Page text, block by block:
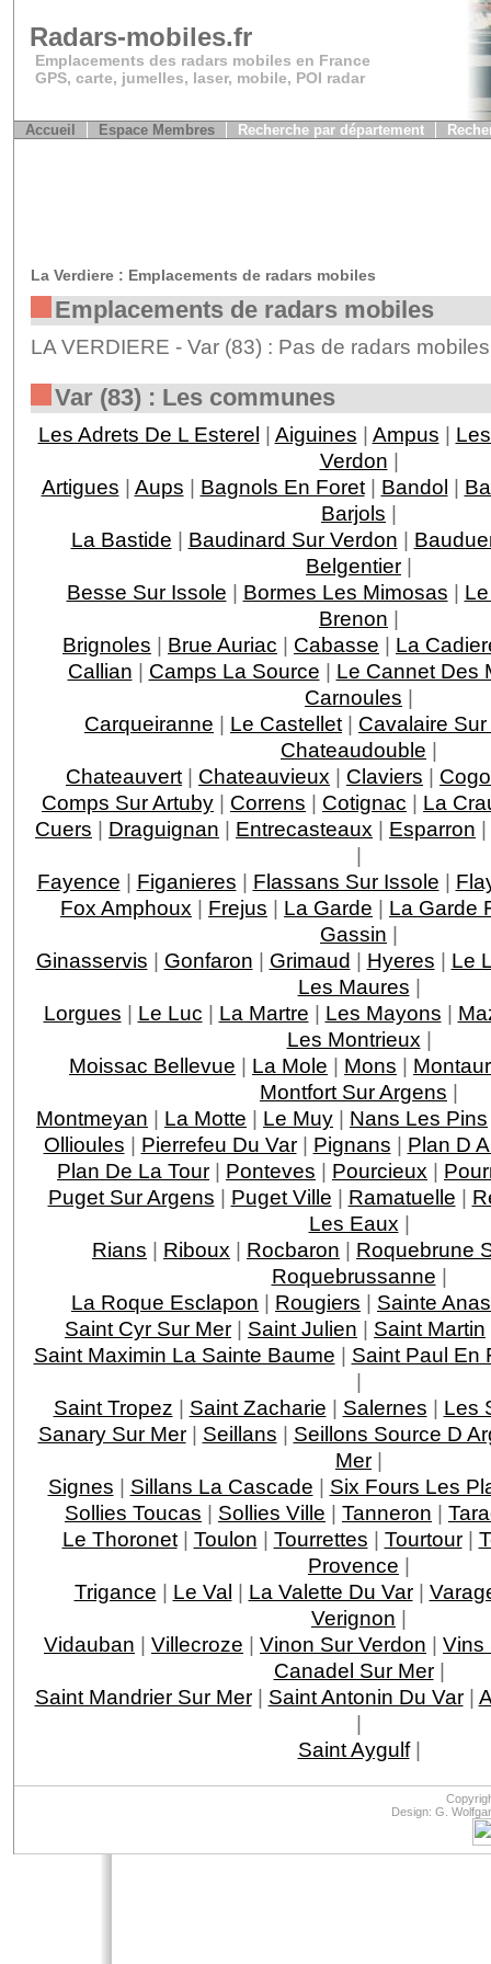
Radars-mobiles.fr
Emplacements des radars mobiles en France
GPS, carte, jumelles, laser, mobile, POI radar
Accueil Espace Membres Recherche par département
La Verdiere : Emplacements de radars mobiles
Emplacements de radars mobiles
LA VERDIERE - Var (83) : Pas de radars
Var (83) : Les communes
Les Adrets De L Esterel | Aiguines | Ampus |
Verdon |
Artigues | Aups | Bagnols En Foret| Bandol |
Barjols |
La Bastide | Baudinard Sur Verdon |
Belgentier |
Besse Sur Issole | Bormes Les Mimosas |
Brenon |
Brignoles | Brue Auriac | Cabasse | La
Callian | Camps La Source | Le Cannet Des
Carnoules |
Carqueiranne | Le Castellet | Cavalaire
Chateaudouble |
Chateauvert | Chateauvieux | Claviers |
Comps Sur Artuby | Correns | Cotignac | La
Cuers | Draguignan | Entrecasteaux | Esparron |
|
Fayence | Figanieres | Flassans Sur Issole |
Fox Amphoux | Frejus | La Garde | La Garde
Gassin |
Ginasservis | Gonfaron | Grimaud | Hyeres | Le
Les Maures |
Lorgues | Le Luc | La Martre | Les Mayons |
Les Montrieux |
Moissac Bellevue | La Mole | Mons |
Montfort Sur Argens |
Montmeyan | La Motte | Le Muy | Nans Les Pins
Ollioules | Pierrefeu Du Var| Pignans | Plan D
Plan De La Tour | Ponteves | Pourcieux |
Puget Sur Argens | Puget Ville | Ramatuelle |
Les Eaux |
Rians | Riboux | Rocbaron | Roquebrune
Roquebrussanne |
La Roque Esclapon | Rougiers | Sainte
Saint Cyr Sur Mer | Saint Julien | Saint Martin
Saint Maximin La Sainte Baume | Saint Paul En
|
Saint Tropez | Saint Zacharie | Salernes | Les
Sanary Sur Mer| Seillans | Seillons Source D
Mer |
Signes | Sillans La Cascade | Six Fours Les
Sollies Toucas | Sollies Ville | Tanneron |
Le Thoronet| Toulon | Tourrettes | Tourtour|
Provence |
Trigance | Le Val | La Valette Du Var|
Verignon |
Vidauban | Villecroze | Vinon Sur Verdon | Vins
Canadel Sur Mer|
Saint Mandrier Sur Mer| Saint Antonin Du Var|
|
Saint Aygulf|
Design: G.